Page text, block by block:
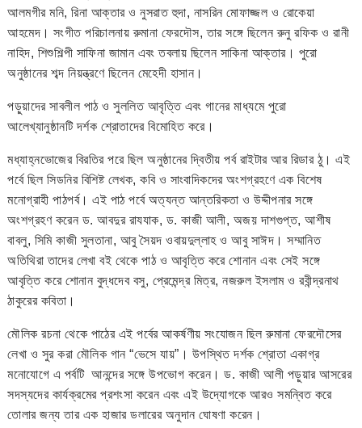
আলমগীর মনি, রিনা আক্তার ও নুসরাত হুদা, নাসরিন মোফাজ্জল ও রোকেয়া
আহমেদ। সংগীত পরিচালনায় রুমানা ফেরদৌস, তার সঙ্গে ছিলেন রুনু রফিক ও রানী
নাহিদ, শিশুশিল্পী সাফিনা জামান এবং তবলায় ছিলেন সাকিনা আক্তার। পুরো
অনুষ্ঠানের শব্দ নিয়ন্ত্রণে ছিলেন মেহেদী হাসান।
পড়ুয়াদের সাবলীল পাঠ ও সুললিত আবৃত্তি এবং গানের মাধ্যমে পুরো
আলেখ্যানুষ্ঠানটি দর্শক শ্রোতাদের বিমোহিত করে।
মধ্যাহ্নভোজের বিরতির পরে ছিল অনুষ্ঠানের দ্বিতীয় পর্ব রাইটার আর রিডার ঠু। এই
পর্বে ছিল সিডনির বিশিষ্ট লেখক, কবি ও সাংবাদিকদের অংশগ্রহণে এক বিশেষ
মনোগ্রাহী পাঠপর্ব। এই পাঠ পর্বে অত্যন্ত আন্তরিকতা ও উদ্দীপনার সঙ্গে
অংশগ্রহণ করেন ড. আবদুর রাযযাক, ড. কাজী আলী, অজয় দাশগুপ্ত, আশীষ
বাবলু, সিমি কাজী সুলতানা, আবু সৈয়দ ওবায়দুল্লাহ ও আবু সাঈদ। সম্মানিত
অতিথিরা তাদের লেখা বই থেকে পাঠ ও আবৃত্তি করে শোনান এবং সেই সঙ্গে
আবৃত্তি করে শোনান বুদ্ধদেব বসু, প্রেমেন্দ্র মিত্র, নজরুল ইসলাম ও রবীন্দ্রনাথ
ঠাকুরের কবিতা।
মৌলিক রচনা থেকে পাঠের এই পর্বের আকর্ষণীয় সংযোজন ছিল রুমানা ফেরদৌসের
লেখা ও সুর করা মৌলিক গান “ভেসে যায়”। উপস্থিত দর্শক শ্রোতা একাগ্র
মনোযোগে এ পর্বটি আনন্দের সঙ্গে উপভোগ করেন। ড. কাজী আলী পড়ুয়ার আসরের
সদস্যদের কার্যক্রমের প্রশংসা করেন এবং এই উদ্যোগকে আরও সমন্বিত করে
তোলার জন্য তার এক হাজার ডলারের অনুদান ঘোষণা করেন।